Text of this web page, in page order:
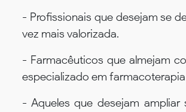
- Profissionais que desejam se
vez mais valorizada.
- Farmacêuticos que almejam
especializado em
- Aqueles que desejam